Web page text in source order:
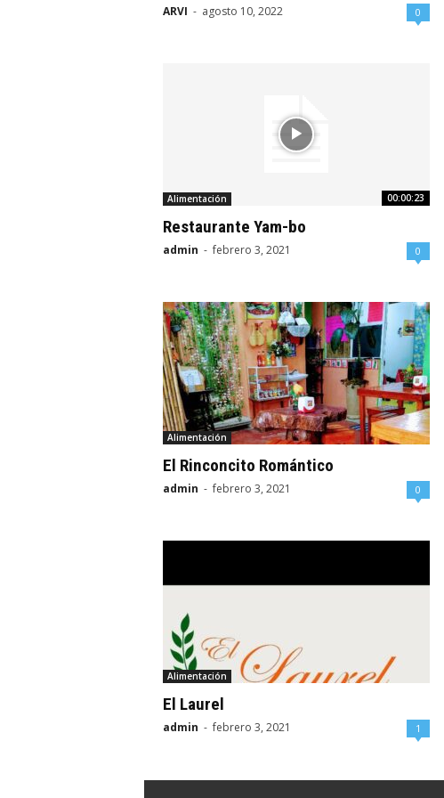
ARVI - agosto 10, 2022 0
00:00:23
Alimentación
Restaurante Yam-bo
admin - febrero 3, 2021 0
Alimentación
El Rinconcito Romántico
admin - febrero 3, 2021 0
Alimentación
El Laurel
admin - febrero 3, 2021 1